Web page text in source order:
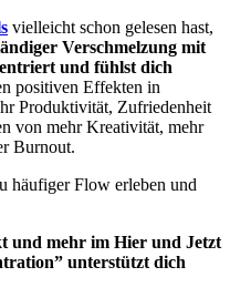
vielleicht schon gelesen hast,
Verschmelzung mit
und fühlst dich
positiven Effekten in
Produktivität, Zufriedenheit
von mehr Kreativität, mehr
Burnout.
häufiger Flow erleben und
und mehr im Hier und Jetzt
unterstützt dich